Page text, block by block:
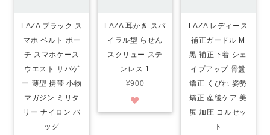
LAZA ブラック ス
マホ ベルト ポー
チ スマホケース
ウエスト サバゲ
ー 薄型 携帯 小物
マガジン ミリタ
リー ナイロン バ
ッグ
LAZA 耳かき スパ
イラル型 らせん
スクリュー ステ
ンレス 1
¥900
LAZA レディース
補正ガードル M
黒 補正下着 シェ
イプアップ 骨盤
矯正 くびれ 姿勢
矯正 産後ケア 美
尻 加圧 コルセッ
ト